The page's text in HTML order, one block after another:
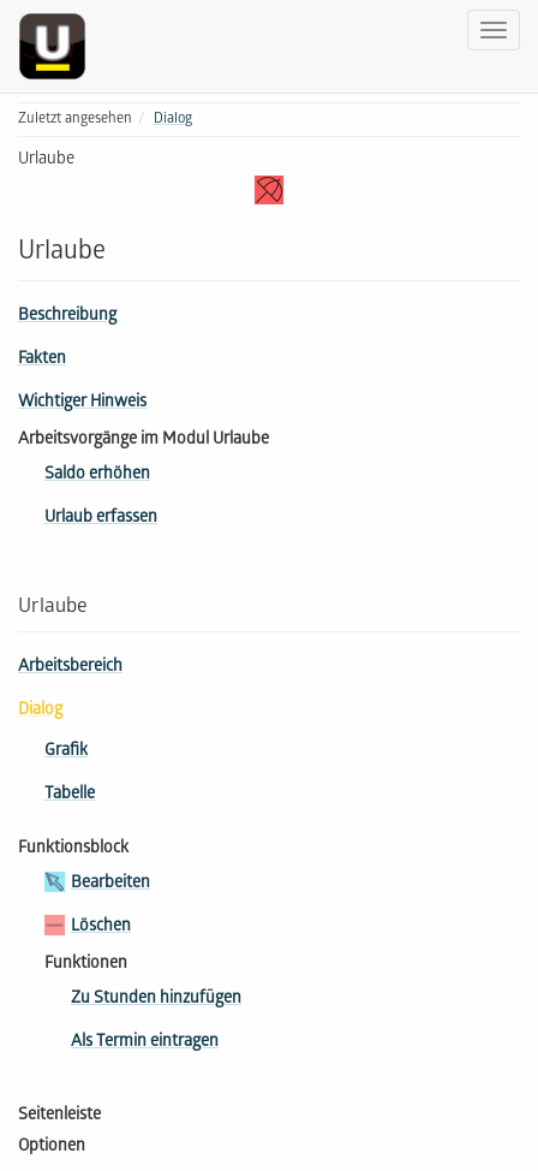
Zuletzt angesehen Dialog
Urlaube
Urlaube
Beschreibung
Fakten
Wichtiger Hinweis
Arbeitsvorgänge im Modul Urlaube
Saldo erhöhen
Urlaub erfassen
Urlaube
Arbeitsbereich
Dialog
Grafik
Tabelle
Funktionsblock
Bearbeiten
Löschen
Funktionen
Zu Stunden hinzufügen
Als Termin eintragen
Seitenleiste
Optionen